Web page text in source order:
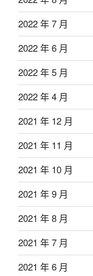
2022 年 7 月
2022 年 6 月
2022 年 5 月
2022 年 4 月
2021 年 12 月
2021 年 11 月
2021 年 10 月
2021 年 9 月
2021 年 8 月
2021 年 7 月
2021 年 6 月